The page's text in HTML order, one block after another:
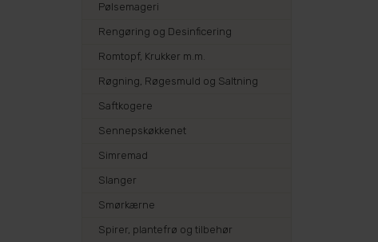
Pølsemageri
Rengøring og Desinficering
Romtopf, Krukker m.m.
Røgning, Røgesmuld og Saltning
Saftkogere
Sennepskøkkenet
Simremad
Slanger
Smørkærne
Spirer, plantefrø og tilbehør